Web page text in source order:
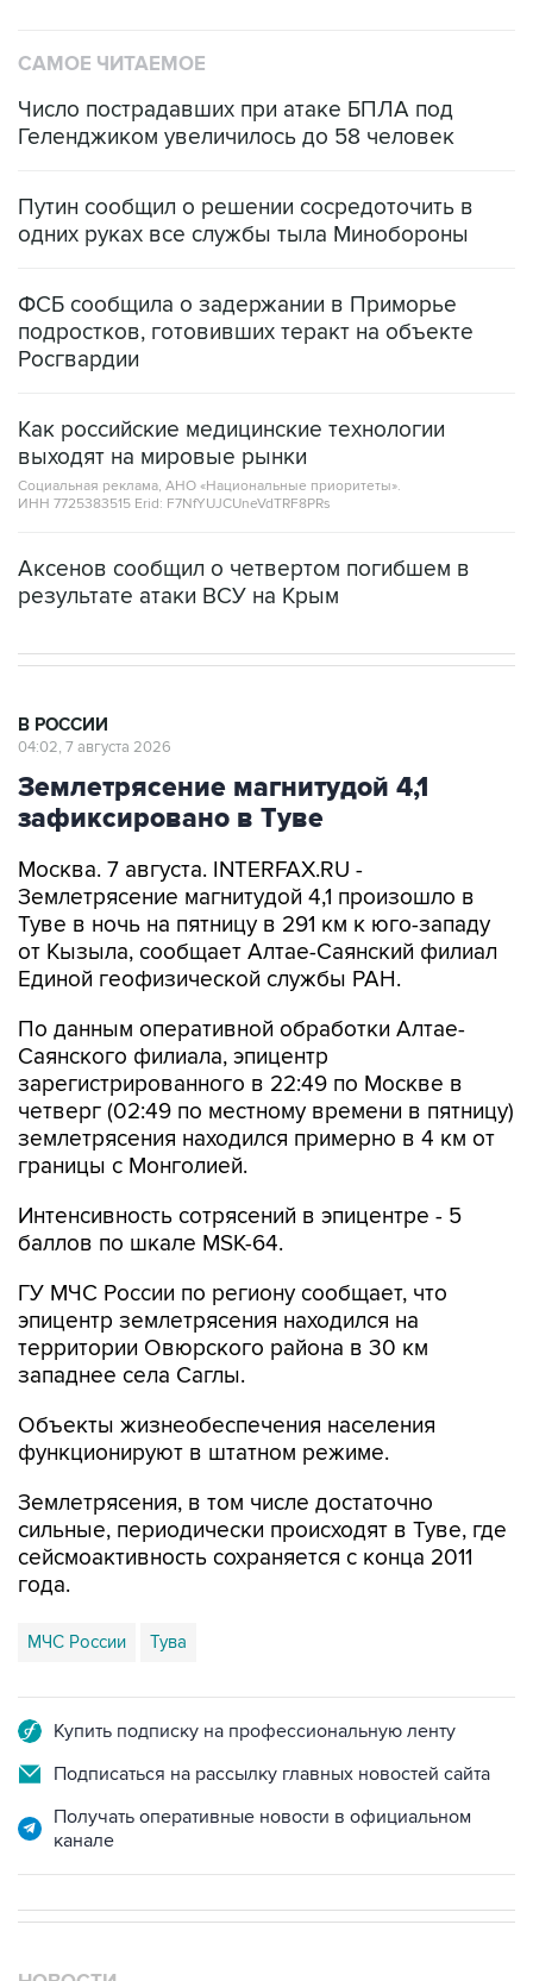
САМОЕ ЧИТАЕМОЕ
Число пострадавших при атаке БПЛА под
Геленджиком увеличилось до 58 человек
Путин сообщил о решении сосредоточить в
одних руках все службы тыла Минобороны
ФСБ сообщила о задержании в Приморье
подростков, готовивших теракт на объекте
Росгвардии
Как российские медицинские технологии
выходят на мировые рынки
Социальная реклама, АНО «Национальные приоритеты».
ИНН 7725383515 Erid: F7NfYUJCUneVdTRF8PRs
Аксенов сообщил о четвертом погибшем в
результате атаки ВСУ на Крым
В РОССИИ
04:02, 7 августа 2026
Землетрясение магнитудой 4,1
зафиксировано в Туве
Москва. 7 августа. INTERFAX.RU -
Землетрясение магнитудой 4,1 произошло в
Туве в ночь на пятницу в 291 км к юго-западу
от Кызыла, сообщает Алтае-Саянский филиал
Единой геофизической службы РАН.
По данным оперативной обработки Алтае-
Саянского филиала, эпицентр
зарегистрированного в 22:49 по Москве в
четверг (02:49 по местному времени в пятницу)
землетрясения находился примерно в 4 км от
границы с Монголией.
Интенсивность сотрясений в эпицентре - 5
баллов по шкале MSK-64.
ГУ МЧС России по региону сообщает, что
эпицентр землетрясения находился на
территории Овюрского района в 30 км
западнее села Саглы.
Объекты жизнеобеспечения населения
функционируют в штатном режиме.
Землетрясения, в том числе достаточно
сильные, периодически происходят в Туве, где
сейсмоактивность сохраняется с конца 2011
года.
МЧС России Тува
Купить подписку на профессиональную ленту
Подписаться на рассылку главных новостей сайта
Получать оперативные новости в официальном
канале